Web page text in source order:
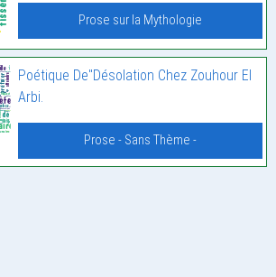
Prose sur la Mythologie
Poétique De"Désolation Chez Zouhour El
Arbi.
Prose - Sans Thème -